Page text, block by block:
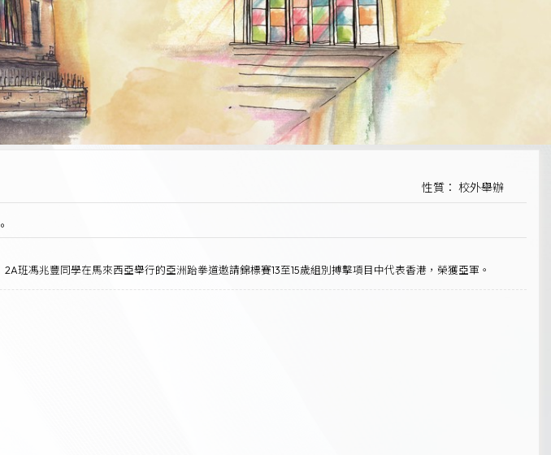
性質： 校外舉辦
2A班馮兆豐同學在馬來西亞舉行的亞洲跆拳道邀請錦標賽13至15歲組別搏擊項目中代表香港，榮獲亞軍。